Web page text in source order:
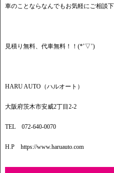
車のことならなんでもお気軽にご相談
見積り無料、代車無料！！(*’▽’)
HARU AUTO（ハルオート）
大阪府茨木市安威2丁目2-2
TEL 072-640-0070
H.P https://www.haruauto.com